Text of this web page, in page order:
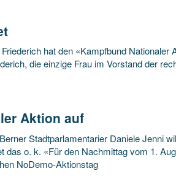
hat den «Kampfbund Nationaler
die einzige Frau im Vorstand der
Aktion auf
Stadtparlamentarier Daniele Jenni
das o. k. «Für den Nachmittag vom 1.
NoDemo-Aktionstag